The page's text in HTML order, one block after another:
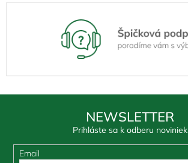
NEWSLETTER
Prihláste sa k odberu noviniek
Email